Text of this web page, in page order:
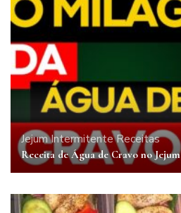
Jejum IntermitenteReceitas
Receita de Água de Cravo no Jejum